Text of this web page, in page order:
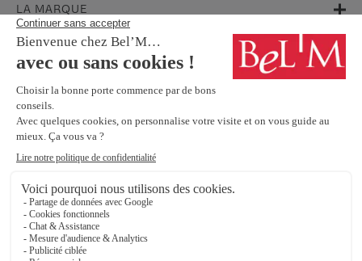
LA MARQUE
AIDE & SUPPORT
FAQ
Garanties
Service Après-Vente
BESOIN D'INFORMATIONS ? NOS CONSEILLERS SONT À VOTRE
SUIVEZ-NOUS SUR LES RÉSEAUX SOCIAUX !